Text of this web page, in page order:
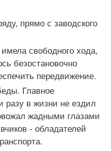
прямо с заводского
свободного хода,
безостановочно
передвижение.
Главное
разу в жизни не ездил
жадными глазами
- обладателей